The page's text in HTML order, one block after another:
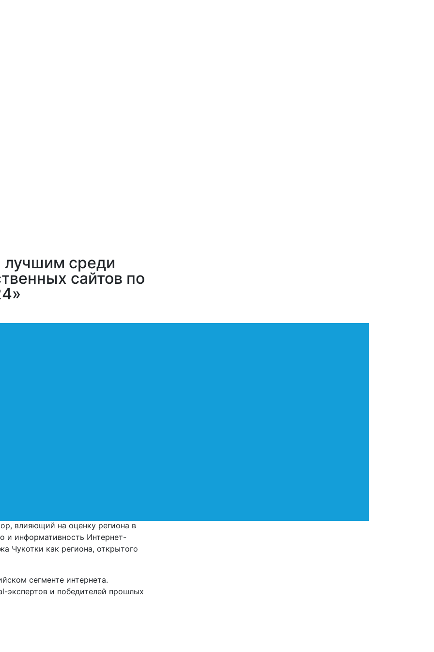
лучшим среди
сайтов по
лучших в сфере веб- и мобильной
интернет-ресурс Чукотки.
влияющий на оценку региона в
и информативность Интернет-
Чукотки как региона, открытого
сегменте интернета.
экспертов и победителей прошлых